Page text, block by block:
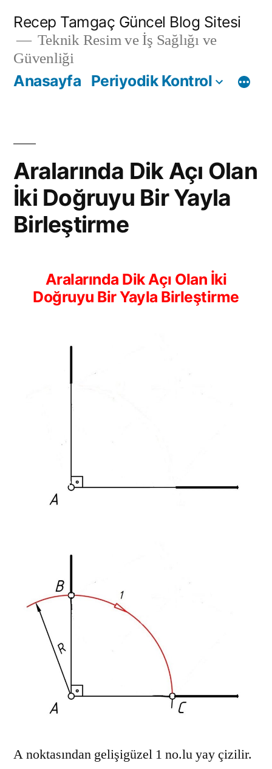
Recep Tamgaç Güncel Blog Sitesi
Teknik Resim ve İş Sağlığı ve
Güvenliği
Anasayfa Periyodik Kontrol
Aralarında Dik Açı Olan
İki Doğruyu Bir Yayla
Birleştirme
Aralarında Dik Açı Olan İki
Doğruyu Bir Yayla Birleştirme
A noktasından gelişigüzel 1 no.lu yay çizilir.